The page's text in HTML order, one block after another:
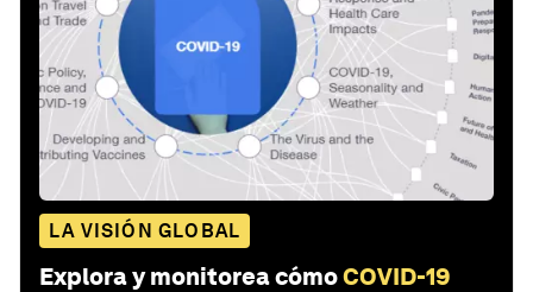
LA VISIÓN GLOBAL
Explora y monitorea cómoCOVID-19